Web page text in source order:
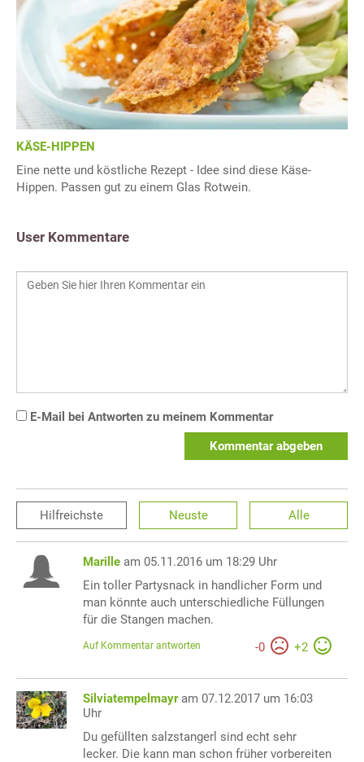
KÄSE-HIPPEN
Eine nette und köstliche Rezept - Idee sind diese Käse-
Hippen. Passen gut zu einem Glas Rotwein.
User Kommentare
E-Mail bei Antworten zu meinem Kommentar
Kommentar abgeben
Hilfreichste Neuste Alle
Marille am 05.11.2016 um 18:29 Uhr
Ein toller Partysnack in handlicher Form und
man könnte auch unterschiedliche Füllungen
für die Stangen machen.
-0 +2
Auf Kommentar antworten
Silviatempelmayr am 07.12.2017 um 16:03
Uhr
Du gefüllten salzstangerl sind echt sehr
lecker. Die kann man schon früher vorbereiten